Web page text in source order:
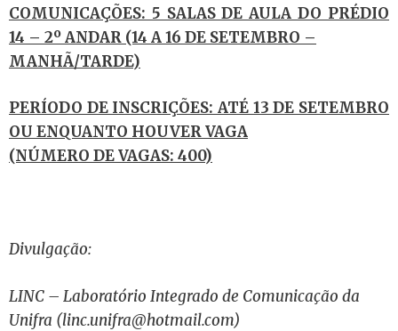
COMUNICAÇÕES: 5 SALAS DE AULA DO PRÉDIO
14 – 2º ANDAR (14 A 16 DE SETEMBRO –
MANHÃ/TARDE)
PERÍODO DE INSCRIÇÕES: ATÉ 13 DE SETEMBRO
OU ENQUANTO HOUVER VAGA
(NÚMERO DE VAGAS: 400)
Divulgação:
LINC – Laboratório Integrado de Comunicação da
Unifra (linc.unifra@hotmail.com)